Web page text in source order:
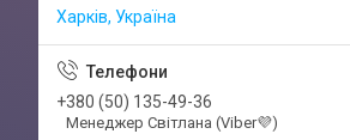
Харків, Україна
+380 (50) 135-49-36
Менеджер Світлана (Viber💜)